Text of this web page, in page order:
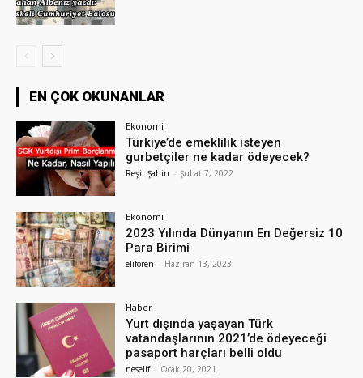
EN ÇOK OKUNANLAR
Ekonomi
Türkiye’de emeklilik isteyen
gurbetçiler ne kadar ödeyecek?
Reşit Şahin - Şubat 7, 2022
Ekonomi
2023 Yılında Dünyanın En Değersiz 10
Para Birimi
eliforen - Haziran 13, 2023
Haber
Yurt dışında yaşayan Türk
vatandaşlarının 2021’de ödeyeceği
pasaport harçları belli oldu
neselif - Ocak 20, 2021